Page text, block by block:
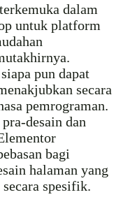
dalam
untuk platform
pun dapat
secara
pemrograman.
desain dan
bagi
halaman yang
spesifik.